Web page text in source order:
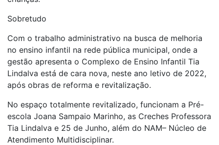
Sobretudo
Com o trabalho administrativo na busca de melhoria
no ensino infantil na rede pública municipal, onde a
gestão apresenta o Complexo de Ensino Infantil Tia
Lindalva está de cara nova, neste ano letivo de 2022,
após obras de reforma e revitalização.
No espaço totalmente revitalizado, funcionam a Pré-
escola Joana Sampaio Marinho, as Creches Professora
Tia Lindalva e 25 de Junho, além do NAM– Núcleo de
Atendimento Multidisciplinar.